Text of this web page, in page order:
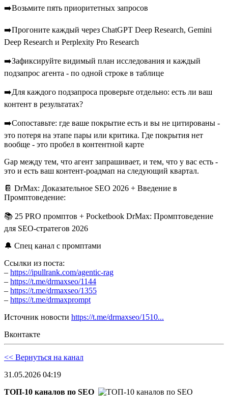
➡️Возьмите пять приоритетных запросов
➡️Прогоните каждый через ChatGPT Deep Research, Gemini
Deep Research и Perplexity Pro Research
➡️Зафиксируйте видимый план исследования и каждый
подзапрос агента - по одной строке в таблице
➡️Для каждого подзапроса проверьте отдельно: есть ли ваш
контент в результатах?
➡️Сопоставьте: где ваше покрытие есть и вы не цитированы -
это потеря на этапе пары или критика. Где покрытия нет
вообще - это пробел в контентной карте
Gap между тем, что агент запрашивает, и тем, что у вас есть -
это и есть ваш контент-роадмап на следующий квартал.
📔 DrMax: Доказательное SEO 2026 + Введение в
Промптоведение:
📚 25 PRO промптов + Pocketbook DrMax: Промптоведение
для SEO-стратегов 2026
🔔 Спец канал с промптами
Ссылки из поста:
– https://ipullrank.com/agentic-rag
– https://t.me/drmaxseo/1144
– https://t.me/drmaxseo/1355
– https://t.me/drmaxprompt
Источник новости https://t.me/drmaxseo/1510...
Вконтакте
<< Вернуться на канал
31.05.2026 04:19
ТОП-10 каналов по SEO